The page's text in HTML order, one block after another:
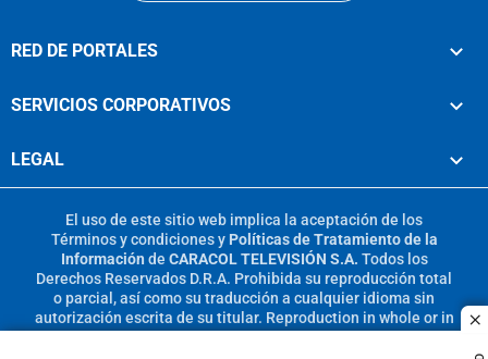
RED DE PORTALES
SERVICIOS CORPORATIVOS
LEGAL
El uso de este sitio web implica la aceptación de los
Términos y condicionesy Políticas de Tratamiento de la
Información de CARACOL TELEVISIÓN S.A. Todos los
Derechos Reservados D.R.A. Prohibida su reproducción total
o parcial, así como su traducción a cualquier idioma sin
autorización escrita de su titular. Reproduction in whole or in